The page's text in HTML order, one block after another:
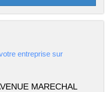
entreprise sur
MARECHAL